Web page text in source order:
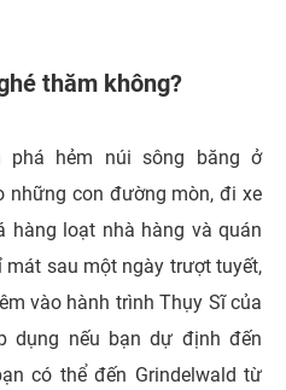
thăm không?
phá hẻm núi sông băng ở
những con đường mòn, đi xe
hàng loạt nhà hàng và quán
sau một ngày trượt tuyết,
vào hành trình Thụy Sĩ của
dụng nếu bạn dự định đến
có thể đến Grindelwald từ